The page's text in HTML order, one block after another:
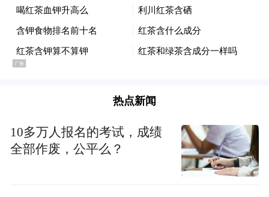
热点新闻
10多万人报名的考试，成绩
全部作废，公平么？